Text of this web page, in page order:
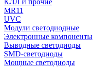
КЛЛ и прочие
MR11
UVC
Модули светодиодные
Электронные компоненты
Выводные светодиоды
SMD-светодиоды
Мощные светодиоды